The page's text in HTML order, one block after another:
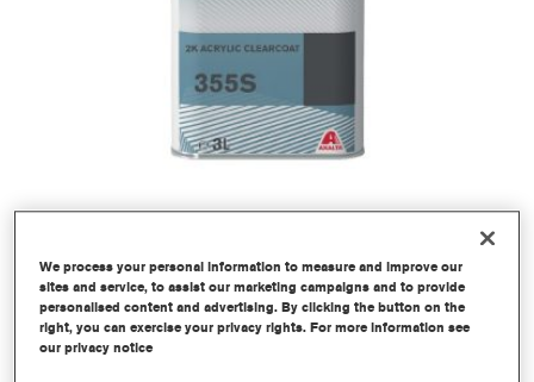
CC7500 2K 하이솔리드 클리어
We process your personal information to measure and improve our
sites and service, to assist our marketing campaigns and to provide
personalised content and advertising. By clicking the button on the
right, you can exercise your privacy rights. For more information see
our privacy notice